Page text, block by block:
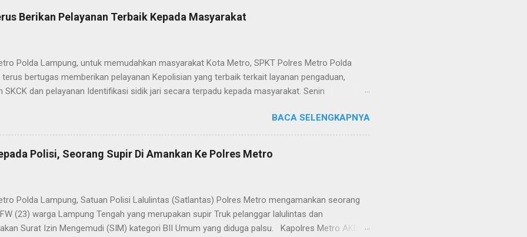
Berikan Pelayanan Terbaik Kepada Masyarakat
Polda Lampung, untuk memudahkan masyarakat Kota Metro, SPKT Polres Metro Polda
bertugas memberikan pelayanan Kepolisian yang terbaik terkait layanan pengaduan,
SKCK dan pelayanan Identifikasi sidik jari secara terpadu kepada masyarakat. Senin
telah berusaha memberikan pelayanan terbaik kepada masyarakat. Kapolres Metro AKBP
Nugroho S.IK, M.IK mengatakan “SPKT Polres Metro akan terus berusaha memberikan
yang terbaik kepada masyarakat yang membutuhkan pelayanan kepolisian, baik informasi
lainnya.” “SPKT adalah pusat jaringan dari sistem fungsi Kepolisian, ketika telah
ke fungs...
BACA SELENGKAPNYA
Polisi, Seorang Supir Di Amankan Ke Polres Metro
Polda Lampung, Satuan Polisi Lalulintas (Satlantas) Polres Metro mengamankan seorang
(23) warga Lampung Tengah yang merupakan supir Truk pelanggar lalulintas dan
Surat Izin Mengemudi (SIM) kategori BII Umum yang diduga palsu. Kapolres Metro AKBP